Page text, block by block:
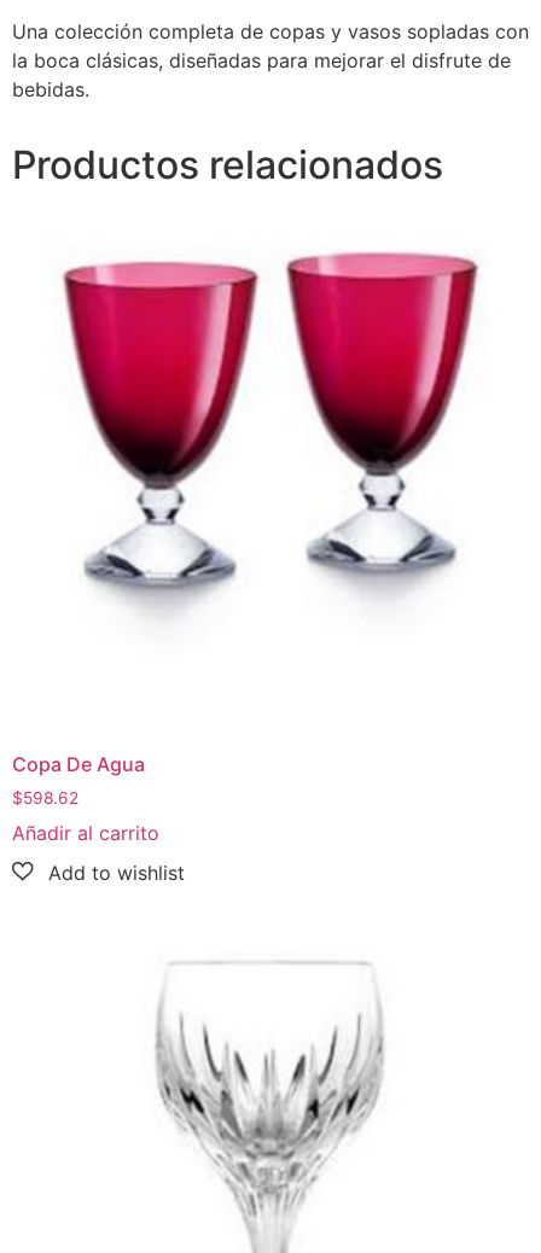
Una colección completa de copas y vasos sopladas con
la boca clásicas, diseñadas para mejorar el disfrute de
bebidas.
Productos relacionados
Copa De Agua
$598.62
Añadir al carrito